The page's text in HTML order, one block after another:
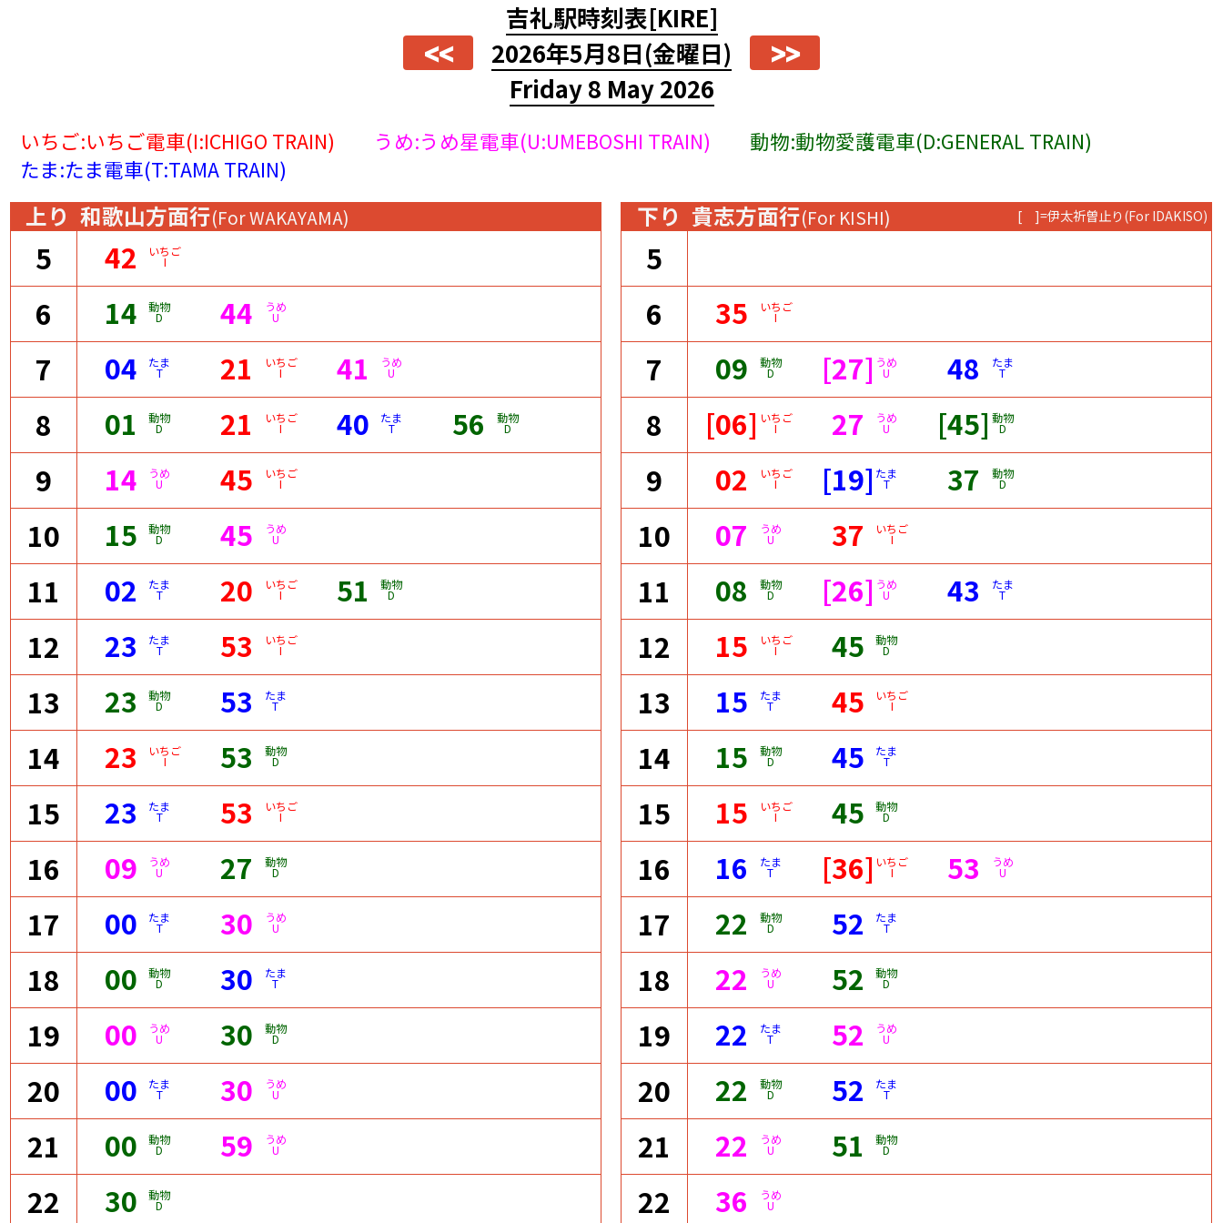
<<
吉礼駅時刻表[KIRE]
2026年5月8日(金曜日)
Friday 8 May 2026
>>
いちご:いちご電車(I:ICHIGO TRAIN) うめ:うめ星電車(U:UMEBOSHI TRAIN)
動物:動物愛護電車(D:GENERAL TRAIN)
たま:たま電車(T:TAMA TRAIN)
上り 和歌山方面行(For WAKAYAMA)
5 42 いちご
I
6 14 動物
D 44 うめ
U
7 04 たま
T 21 いちご
I 41 うめ
U
8 01 動物
D 21 いちご
I 40 たま
T 56 動物
D
9 14 うめ
U 45 いちご
I
10 15 動物
D 45 うめ
U
11 02 たま
T 20 いちご
I 51 動物
D
12 23 たま
T 53 いちご
I
13 23 動物
D 53 たま
T
14 23 いちご
I 53 動物
D
15 23 たま
T 53 いちご
I
16 09 うめ
U 27 動物
D
17 00 たま
T 30 うめ
U
18 00 動物
D 30 たま
T
19 00 うめ
U 30 動物
D
20 00 たま
T 30 うめ
U
21 00 動物
D 59 うめ
U
22 30 動物
D
下り 貴志方面行(For KISHI) [ ]=伊太祈曽止り(For IDAKISO)
5
6
35 いちご
I
7 09 動物
D [27] うめ
U 48 たま
T
8 [06] いちご
I 27 うめ
U [45] 動物
D
9 02 いちご
I [19] たま
T 37 動物
D
10 07 うめ
U 37 いちご
I
11 08 動物
D [26] うめ
U 43 たま
T
12 15 いちご
I 45 動物
D
13 15 たま
T 45 いちご
I
14 15 動物
D 45 たま
T
15 15 いちご
I 45 動物
D
16 16 たま
T [36] いちご
I 53 うめ
U
17 22 動物
D 52 たま
T
18 22 うめ
U 52 動物
D
19 22 たま
T 52 うめ
U
20 22 動物
D 52 たま
T
21 22 うめ
U 51 動物
D
22 36 うめ
U